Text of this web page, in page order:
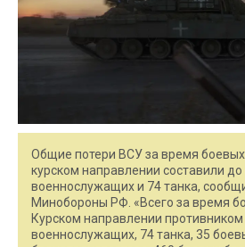
Общие потери ВСУ за время
курском направлении составили
военнослужащих и 74 танка,
Минобороны РФ. «Всего за время
Курском направлении
военнослужащих, 74 танка, 35